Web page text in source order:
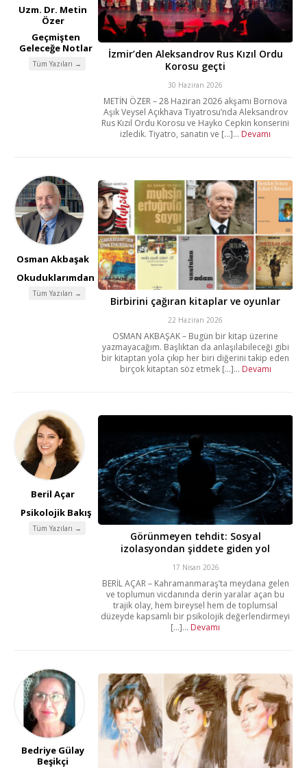
Uzm. Dr. Metin
Özer
Geçmişten
Geleceğe Notlar
Tüm Yazıları →
İzmir’den Aleksandrov Rus Kızıl Ordu
Korosu geçti
30 Haziran 2026
METİN ÖZER – 28 Haziran 2026 akşamı Bornova
Aşık Veysel Açıkhava Tiyatrosu’nda Aleksandrov
Rus Kızıl Ordu Korosu ve Hayko Cepkin konserini
izledik. Tiyatro, sanatın ve [...]... Devamı
Osman Akbaşak
Okuduklarımdan
Tüm Yazıları →
Birbirini çağıran kitaplar ve oyunlar
22 Haziran 2026
OSMAN AKBAŞAK – Bugün bir kitap üzerine
yazmayacağım. Başlıktan da anlaşılabileceği gibi
bir kitaptan yola çıkıp her biri diğerini takip eden
birçok kitaptan söz etmek [...]... Devamı
Beril Açar
Psikolojik Bakış
Tüm Yazıları →
Görünmeyen tehdit: Sosyal
izolasyondan şiddete giden yol
17 Nisan 2026
BERİL AÇAR – Kahramanmaraş’ta meydana gelen
ve toplumun vicdanında derin yaralar açan bu
trajik olay, hem bireysel hem de toplumsal
düzeyde kapsamlı bir psikolojik değerlendirmeyi
[...]... Devamı
Bedriye Gülay
Beşikçi